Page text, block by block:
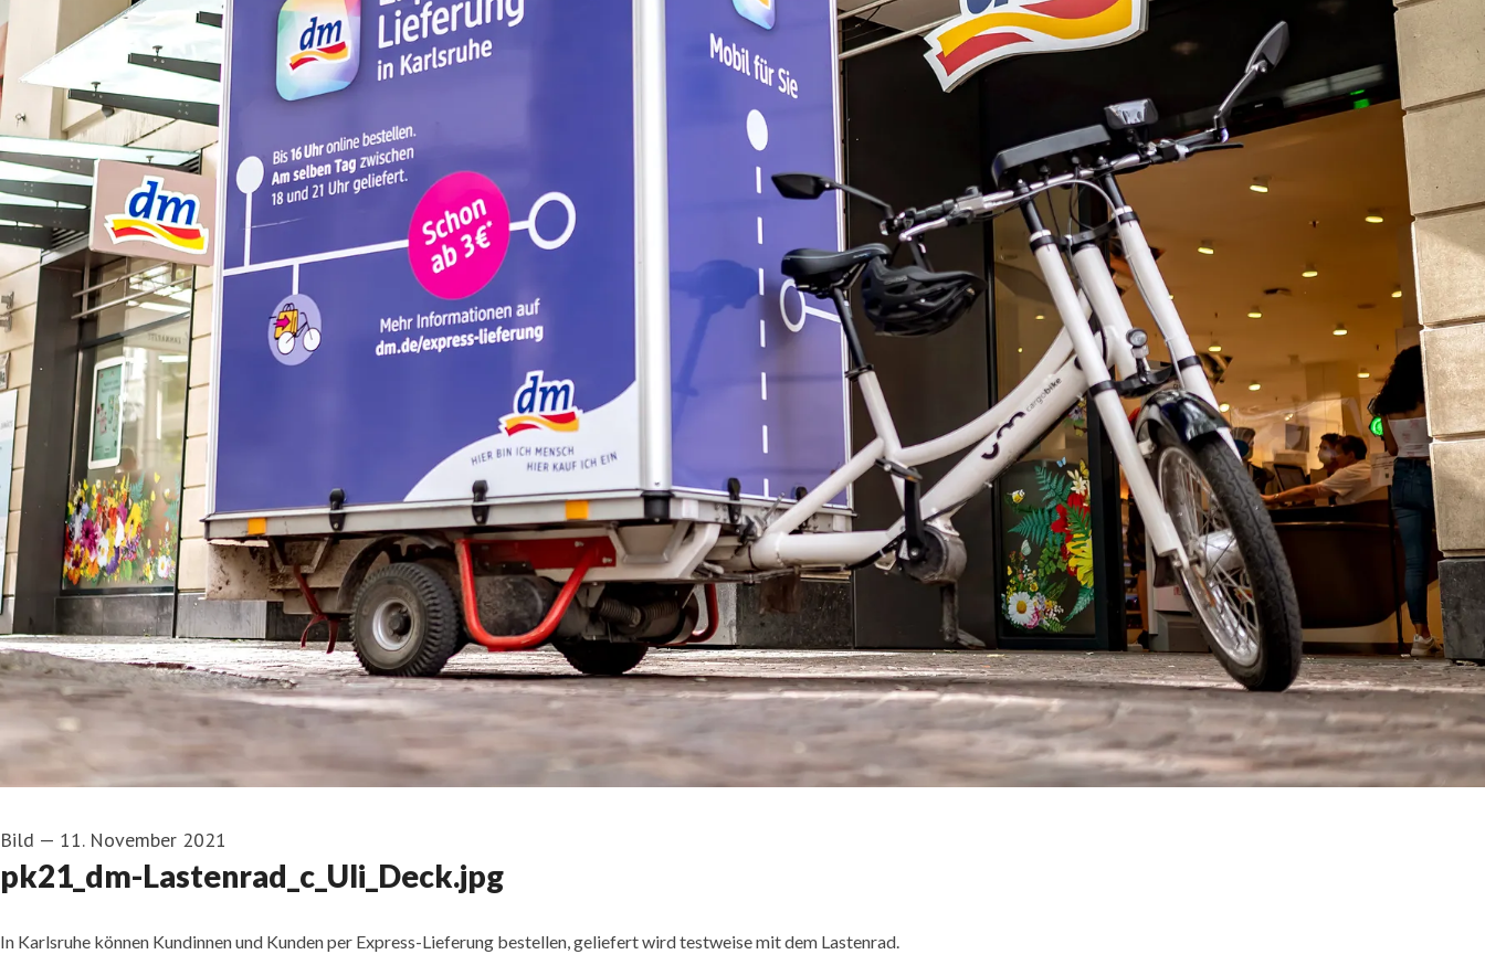
Bild — 11. November 2021
pk21_dm-Lastenrad_c_Uli_Deck.jpg
In Karlsruhe können Kundinnen und Kunden per Express-Lieferung bestellen, geliefert wird testweise mit dem Lastenrad.